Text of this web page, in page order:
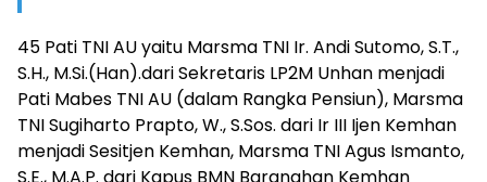
45 Pati TNI AU yaitu Marsma TNI Ir. Andi Sutomo, S.T.,
S.H., M.Si.(Han).dari Sekretaris LP2M Unhan menjadi
Pati Mabes TNI AU (dalam Rangka Pensiun), Marsma
TNI Sugiharto Prapto, W., S.Sos. dari Ir III Ijen Kemhan
menjadi Sesitjen Kemhan, Marsma TNI Agus Ismanto,
S.E., M.A.P. dari Kapus BMN Baranahan Kemhan